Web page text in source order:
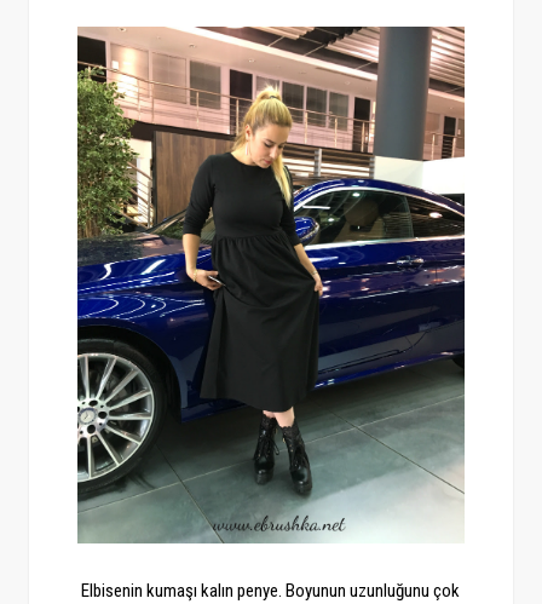
Elbisenin kumaşı kalın penye. Boyunun uzunluğunu çok